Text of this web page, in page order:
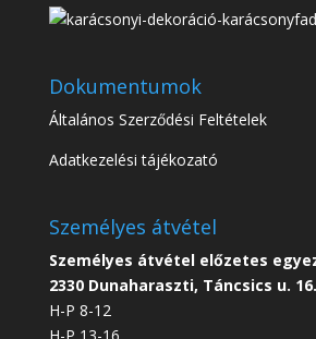
Dokumentumok
Általános Szerződési Feltételek
Adatkezelési tájékozató
Személyes átvétel
Személyes átvétel előzetes
2330 Dunaharaszti, Táncsics u. 16.
H-P 8-12